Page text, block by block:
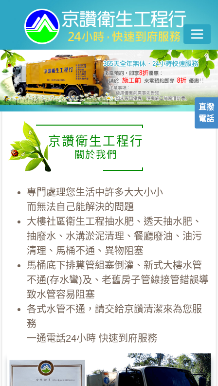
直撥
電話
Previous
京讚衛生工程行
關於我們
專門處理您生活中許多大大小小
而無法自己能解決的問題
大樓社區衛生工程抽水肥、透天抽水肥、
抽廢水、水溝淤泥清理、餐廳廢油、油污
清理、馬桶不通、異物阻塞
馬桶底下排糞管組塞倒灌、新式大樓水管
不通(存水彎)及、老舊房子管線接管錯誤導
致水管容易阻塞
各式水管不通，請交給京讚清潔來為您服
務
一通電話24小時 快速到府服務